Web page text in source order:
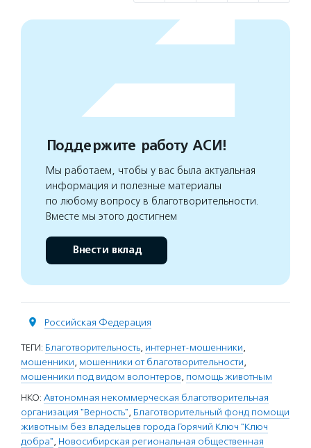
Поддержите работу АСИ!
Мы работаем, чтобы у вас была актуальная
информация и полезные материалы
по любому вопросу в благотворительности.
Вместе мы этого достигнем
Внести вклад
Российская Федерация
ТЕГИ: Благотворительность, интернет-мошенники,
мошенники, мошенники от благотворительности,
мошенники под видом волонтеров, помощь животным
НКО: Автономная некоммерческая благотворительная
организация "Верность", Благотворительный фонд помощи
животным без владельцев города Горячий Ключ "Ключ
добра", Новосибирская региональная общественная